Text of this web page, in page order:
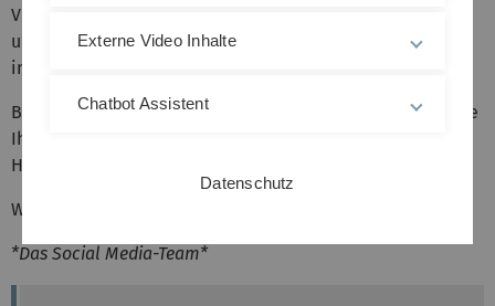
Veranstaltungen melden, die einen studentischen oder
universitären Bezug haben und die unsere Follower
interessieren könnten.
Besuchen Sie uns und liken, kommentieren bzw. teilen Sie
Ihre und unsere Beiträge. Bitte benutzen Sie dazu den
Hashtag:
Wir sind gespannt auf Ihre Anregungen und Kommentare!
*Das Social Media-Team*
Externe Video Inhalte
Chatbot Assistent
Datenschutz